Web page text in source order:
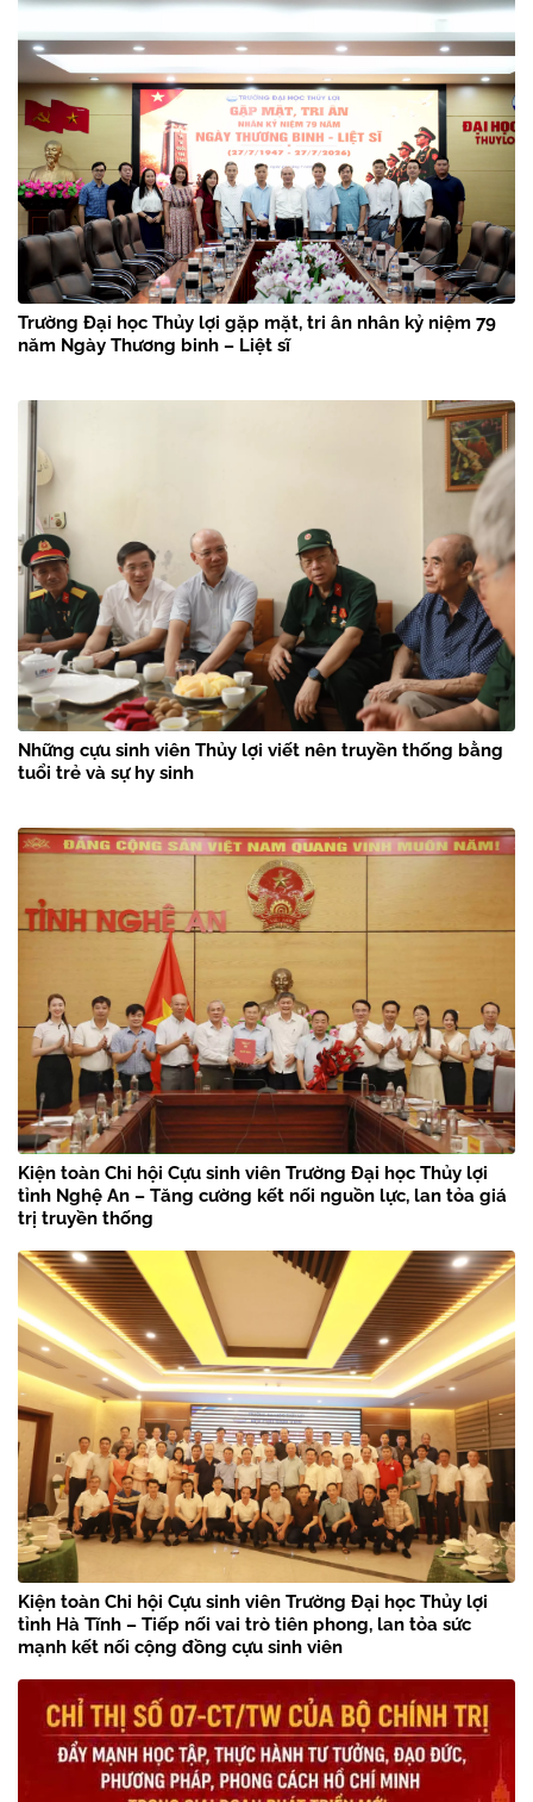
Trường Đại học Thủy lợi gặp mặt, tri ân nhân kỷ niệm 79
năm Ngày Thương binh – Liệt sĩ
Những cựu sinh viên Thủy lợi viết nên truyền thống bằng
tuổi trẻ và sự hy sinh
Kiện toàn Chi hội Cựu sinh viên Trường Đại học Thủy lợi
tỉnh Nghệ An – Tăng cường kết nối nguồn lực, lan tỏa giá
trị truyền thống
Kiện toàn Chi hội Cựu sinh viên Trường Đại học Thủy lợi
tỉnh Hà Tĩnh – Tiếp nối vai trò tiên phong, lan tỏa sức
mạnh kết nối cộng đồng cựu sinh viên